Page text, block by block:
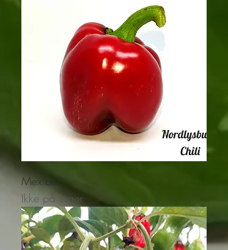
Mexibell
Ikke på lager